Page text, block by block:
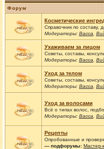
Форум
Косметические
Справочник по составу,
Модераторы: Васса
Ухаживаем за лицом
Советы, составы,
Модераторы: Васса
Уход за телом
Советы, составы,
Модераторы: Васса
Уход за волосами
Всё о типах волос,
Модераторы: Васса
Рецепты
Опробованные и
— подфорумы: Мастер-